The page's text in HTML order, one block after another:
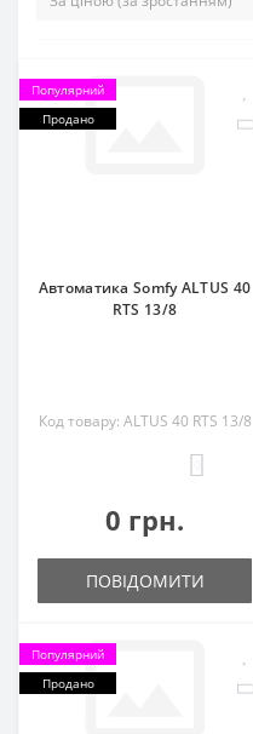
Популярний
Продано
Автоматика Somfy ALTUS 40
RTS 13/8
Код товару: ALTUS 40 RTS 13/8
0 грн.
ПОВІДОМИТИ
Популярний
Продано